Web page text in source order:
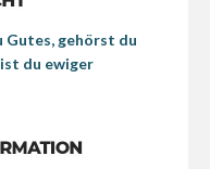
Gutes, gehörst du
du ewiger